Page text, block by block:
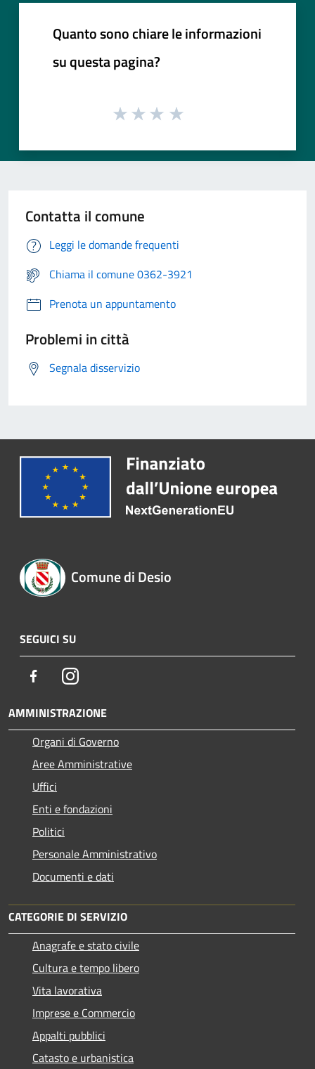
Quanto sono chiare le informazioni
su questa pagina?
Contatta il comune
Leggi le domande frequenti
Chiama il comune 0362-3921
Prenota un appuntamento
Problemi in città
Segnala disservizio
Comune di Desio
SEGUICI SU
FacebookInstagram
AMMINISTRAZIONE
Organi di Governo
Aree Amministrative
Uffici
Enti e fondazioni
Politici
Personale Amministrativo
Documenti e dati
CATEGORIE DI SERVIZIO
Anagrafe e stato civile
Cultura e tempo libero
Vita lavorativa
Imprese e Commercio
Appalti pubblici
Catasto e urbanistica